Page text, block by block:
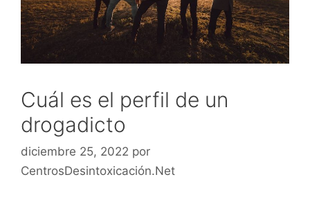
Cuál es el perfil de un
drogadicto
diciembre 25, 2022 por
CentrosDesintoxicación.Net